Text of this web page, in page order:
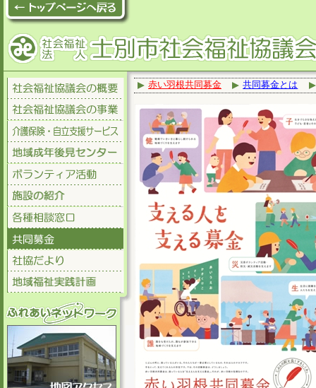
赤い羽根共同募金 共同募金とは